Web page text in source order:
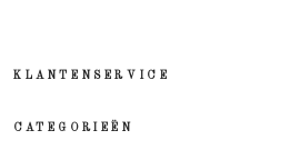
KLANTENSERVICE
CATEGORIEËN